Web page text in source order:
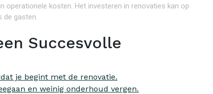
operationele kosten. Het investeren in renovaties kan op
de gasten.
Succesvolle
je begint met de renovatie.
en weinig onderhoud vergen.